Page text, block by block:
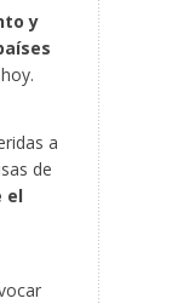
y
a
de
el